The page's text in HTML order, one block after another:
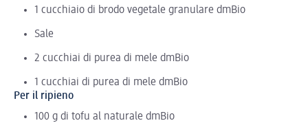
1 cucchiaio di brodo vegetale granulare dmBio
Sale
2 cucchiai di purea di mele dmBio
1 cucchiai di purea di mele dmBio
Per il ripieno
100 g di tofu al naturale dmBio